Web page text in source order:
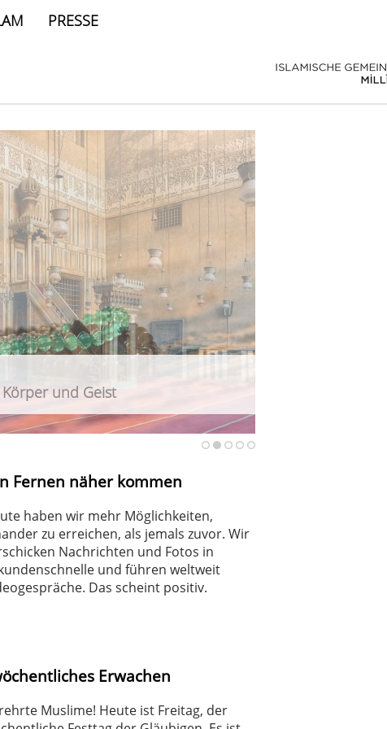
PRESSE
und Geist
Angriff auf Berliner CSD
Fernen näher kommen
haben wir mehr Möglichkeiten,
zu erreichen, als jemals zuvor. Wir
Nachrichten und Fotos in
und führen weltweit
Das scheint positiv.
Erwachen
Muslime! Heute ist Freitag, der